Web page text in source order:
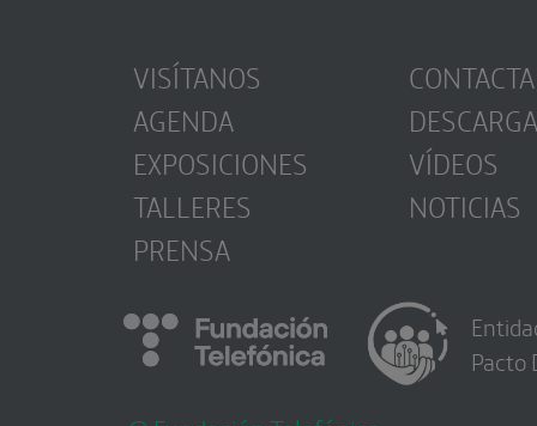
VISÍTANOS
AGENDA
EXPOSICIONES
TALLERES
PRENSA
CONTACTA
VÍDEOS
NOTICIAS
Pacto